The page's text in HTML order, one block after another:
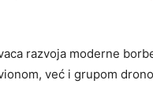
razvoja moderne
već i grupom